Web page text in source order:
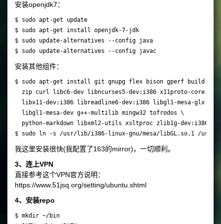
安装openjdk7：
$ sudo apt-get update
$ sudo apt-get install openjdk-7-jdk
$ sudo update-alternatives --config java
安装其他组件：
$ sudo apt-get install git gnupg flex bison gperf build-
zip curl libc6-dev libncurses5-dev:i386 x11proto-core-dev
libx11-dev:i386 libreadline6-dev:i386 libgl1-mesa-
  libgl1-mesa-dev g++-multilib mingw32 tofrodos \
  python-markdown libxml2-utils xsltproc zlib1g-dev:i386
我这里安装很快(我配置了163的mirror)，一切顺利。
3、连上VPN
直接参考这个VPN官方说明：
https://www.51jsq.org/setting/ubuntu.shtml
4、安装repo
$ mkdir ~/bin